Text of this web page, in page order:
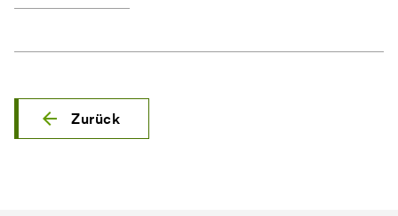
Zurück